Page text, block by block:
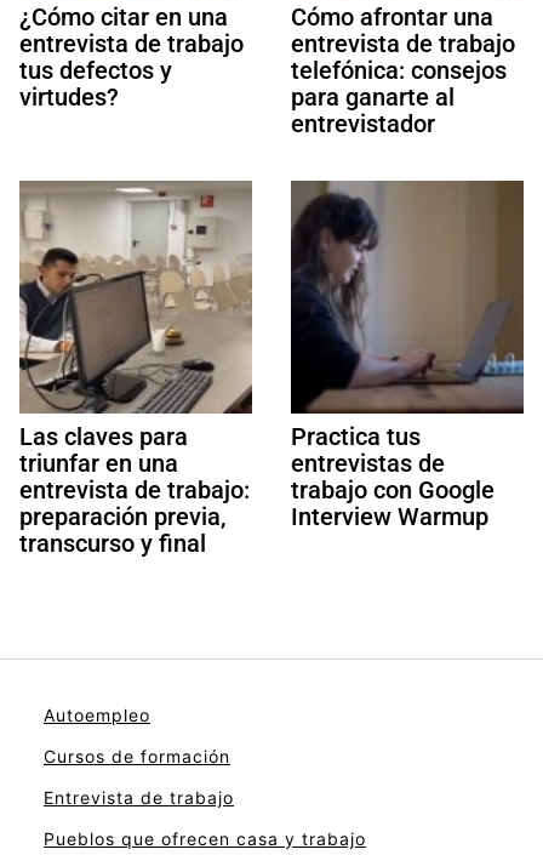
¿Cómo citar en una
entrevista de trabajo
tus defectos y
virtudes?
Cómo afrontar una
entrevista de trabajo
telefónica: consejos
para ganarte al
entrevistador
Las claves para
triunfar en una
entrevista de trabajo:
preparación previa,
transcurso y final
Practica tus
entrevistas de
trabajo con Google
Interview Warmup
Autoempleo
Cursos de formación
Entrevista de trabajo
Pueblos que ofrecen casa y trabajo